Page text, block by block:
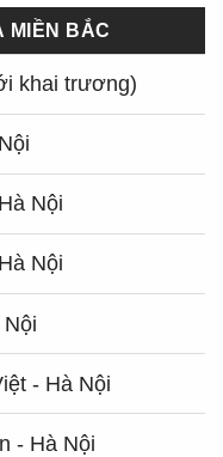
MIỀN BẮC
khai trương)
Nội
Nội
- Hà Nội
- Hà Nội